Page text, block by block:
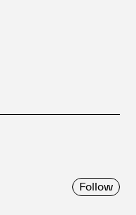
Follow